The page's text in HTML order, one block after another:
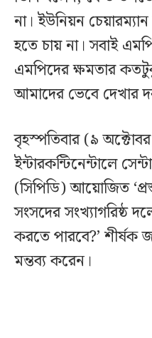
না। ইউনিয়ন
হতে চায় না। সবাই
এমপিদের ক্ষমতার
আমাদের ভেবে দেখার
বৃহস্পতিবার (৯
ইন্টারকন্টিনেন্টালে
(সিপিডি) আয়োজিত
সংসদের সংখ্যাগরিষ্ঠ
করতে পারবে?’ শীর্ষক
মন্তব্য করেন।